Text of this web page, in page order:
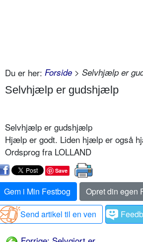
Du er her: Forside > Selvhjælp er
Selvhjælp er gudshjælp
Selvhjælp er gudshjælp
Hjælp er godt. Liden hjælp er også
Ordsprog fra LOLLAND
Save
Gem i Min Festbog
Opret din egen
Send artikel til en ven